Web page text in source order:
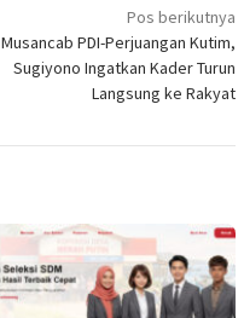
Pos berikutnya
Musancab PDI-Perjuangan Kutim,
Sugiyono Ingatkan Kader Turun
Langsung ke Rakyat